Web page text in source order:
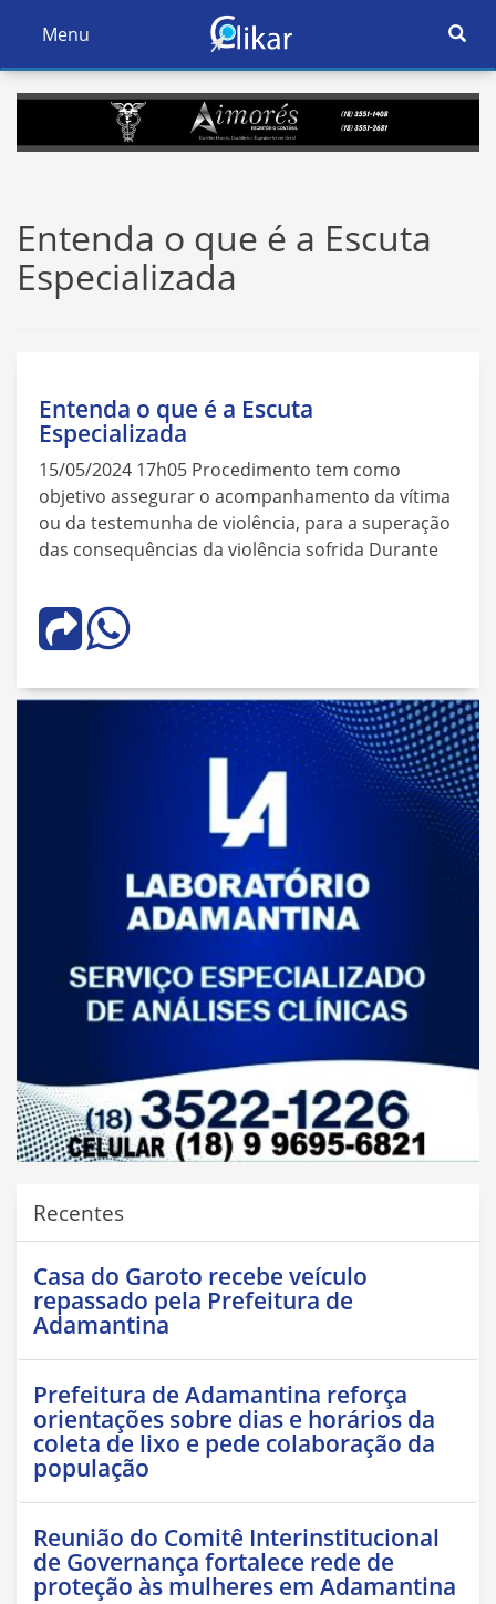
Ativar
Navegação
Menu
Ativar
Entenda o que é a Escuta
Especializada
Entenda o que é a Escuta
Especializada
15/05/2024 17h05 Procedimento tem como
objetivo assegurar o acompanhamento da vítima
ou da testemunha de violência, para a superação
das consequências da violência sofrida Durante
Recentes
Casa do Garoto recebe veículo
repassado pela Prefeitura de
Adamantina
Prefeitura de Adamantina reforça
orientações sobre dias e horários da
coleta de lixo e pede colaboração da
população
Reunião do Comitê Interinstitucional
de Governança fortalece rede de
proteção às mulheres em Adamantina